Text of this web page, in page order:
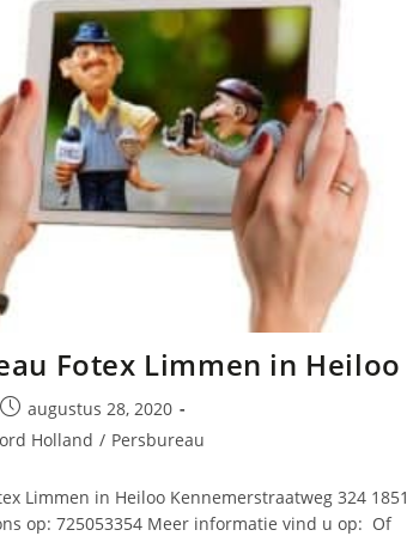
Fotex Limmen in Heiloo
Bericht
gepubliceerd
augustus 28, 2020
Holland / Persbureau
Limmen in Heiloo Kennemerstraatweg 324 1851
op: 725053354 Meer informatie vind u op: Of